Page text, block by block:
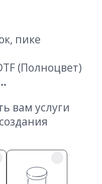
пике
(Полноцвет)
вам услуги